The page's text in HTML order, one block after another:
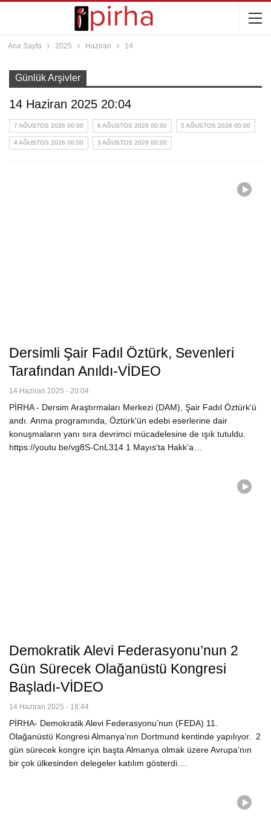
Ana Sayfa 2025 Haziran 14
Günlük Arşivler
14 Haziran 2025 20:04
7 AĞUSTOS 2026 00:00 6 AĞUSTOS 2026 00:00 5 AĞUSTOS 2026 00:00
4 AĞUSTOS 2026 00:00 3 AĞUSTOS 2026 00:00
Dersimli Şair Fadıl Öztürk, Sevenleri
Tarafından Anıldı-VİDEO
14 Haziran 2025 - 20:04
PİRHA - Dersim Araştırmaları Merkezi (DAM), Şair Fadıl Öztürk'ü
andı. Anma programında, Öztürk'ün edebi eserlerine dair
konuşmaların yanı sıra devrimci mücadelesine de ışık tutuldu.
https://youtu.be/vg8S-CnL314 1 Mayıs'ta Hakk'a…
Demokratik Alevi Federasyonu’nun 2
Gün Sürecek Olağanüstü Kongresi
Başladı-VİDEO
14 Haziran 2025 - 18:44
PİRHA- Demokratik Alevi Federasyonu’nun (FEDA) 11.
Olağanüstü Kongresi Almanya’nın Dortmund kentinde yapılıyor. 2
gün sürecek kongre için başta Almanya olmak üzere Avrupa’nın
bir çok ülkesinden delegeler katılım gösterdi.…